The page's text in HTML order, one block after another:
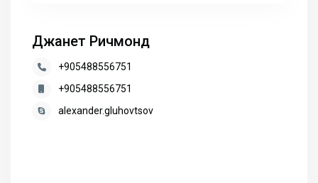
Джанет Ричмонд
+905488556751
+905488556751
alexander.gluhovtsov